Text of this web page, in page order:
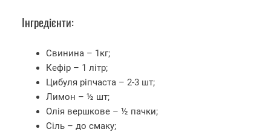
Інгредієнти:
Свинина – 1кг;
Кефір – 1 літр;
Цибуля ріпчаста – 2-3 шт;
Лимон – ½ шт;
Олія вершкове – ½ пачки;
Сіль – до смаку;